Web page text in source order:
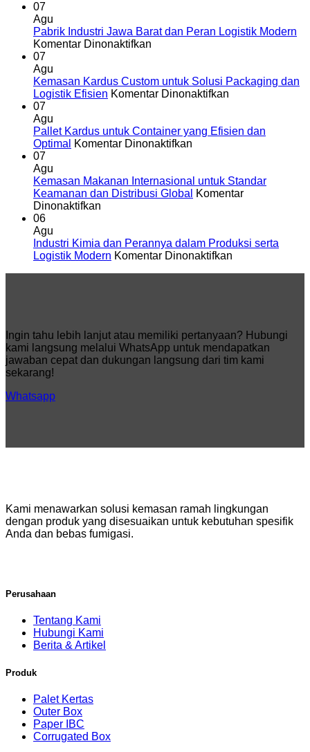
07
Agu
Pabrik Industri Jawa Barat dan Peran Logistik Modern
Komentar Dinonaktifkan
Jawa
Barat
Logistik
Modern
07
Agu
Kemasan Kardus Custom untuk Solusi Packaging dan
Logistik Efisien Komentar Dinonaktifkan
Custom
dan
Logistik
07
Agu
Pallet Kardus untuk Container yang Efisien dan
Optimal
Komentar Dinonaktifkan
untuk
Container
Optimal
07
Agu
Kemasan Makanan Internasional untuk Standar
Keamanan dan Distribusi Global
Komentar
Dinonaktifkan
Internasional
untuk
06
Agu
Industri Kimia dan Perannya dalam Produksi serta
Logistik Modern Komentar Dinonaktifkan
Produksi
serta
Logistik
Modern
Ingin tahu lebih lanjut atau memiliki pertanyaan? Hubungi
kami langsung melalui WhatsApp untuk mendapatkan
jawaban cepat dan dukungan langsung dari tim kami
sekarang!
Whatsapp
Kami menawarkan solusi kemasan ramah lingkungan
dengan produk yang disesuaikan untuk kebutuhan spesifik
Anda dan bebas fumigasi.
Perusahaan
Tentang Kami
Hubungi Kami
Berita & Artikel
Produk
Palet Kertas
Outer Box
Paper IBC
Corrugated Box